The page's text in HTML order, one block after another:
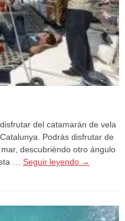
del catamarán de vela
Podrás disfrutar de
descubriéndo otro ángulo
… Seguir leyendo →